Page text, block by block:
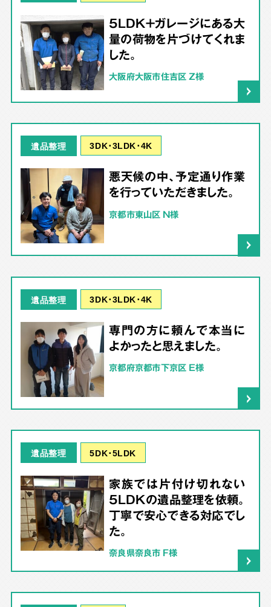
5LDK＋ガレージにある大
量の荷物を片づけてくれま
した。
大阪府大阪市住吉区 Z様
遺品整理 3DK･3LDK･4K
悪天候の中、予定通り作業
を行っていただきました。
京都市東山区 N様
遺品整理 3DK･3LDK･4K
専門の方に頼んで本当に
よかったと思えました。
京都府京都市下京区 E様
遺品整理 5DK･5LDK
家族では片付け切れない
5LDKの遺品整理を依頼。
丁寧で安心できる対応でし
た。
奈良県奈良市 F様